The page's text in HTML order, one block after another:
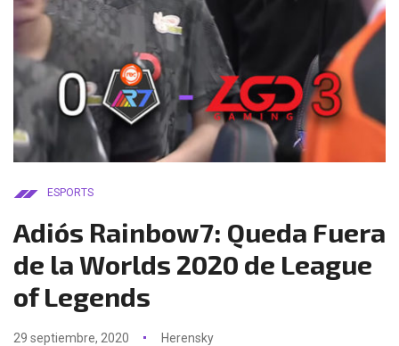
ESPORTS
Adiós Rainbow7: Queda Fuera
de la Worlds 2020 de League
of Legends
29 septiembre, 2020 Herensky